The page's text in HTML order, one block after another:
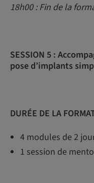
18h00 : Fin de la
SESSION 5 :
pose d’implants
DURÉE DE LA
4 modules de 2
1 session de